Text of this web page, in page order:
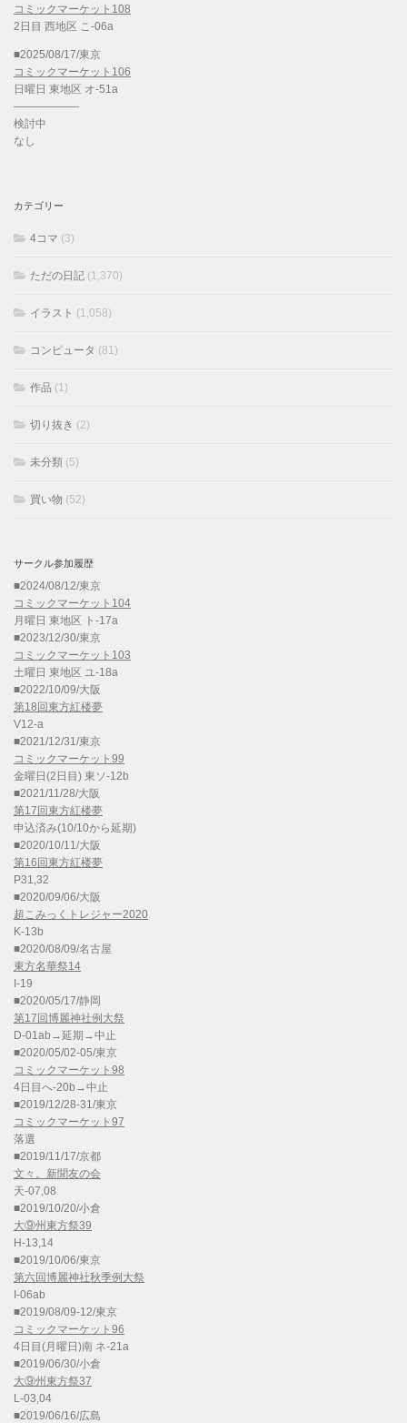
コミックマーケット108
2日目 西地区 こ-06a
■2025/08/17/東京
コミックマーケット106
日曜日 東地区 オ-51a
——————
検討中
なし
カテゴリー
4コマ (3)
ただの日記 (1,370)
イラスト (1,058)
コンピュータ (81)
作品 (1)
切り抜き (2)
未分類 (5)
買い物 (52)
サークル参加履歴
■2024/08/12/東京
コミックマーケット104
月曜日 東地区 ト-17a
■2023/12/30/東京
コミックマーケット103
土曜日 東地区 ユ-18a
■2022/10/09/大阪
第18回東方紅楼夢
V12-a
■2021/12/31/東京
コミックマーケット99
金曜日(2日目) 東ソ-12b
■2021/11/28/大阪
第17回東方紅楼夢
申込済み(10/10から延期)
■2020/10/11/大阪
第16回東方紅楼夢
P31,32
■2020/09/06/大阪
超こみっくトレジャー2020
K-13b
■2020/08/09/名古屋
東方名華祭14
I-19
■2020/05/17/静岡
第17回博麗神社例大祭
D-01ab→延期→中止
■2020/05/02-05/東京
コミックマーケット98
4日目へ-20b→中止
■2019/12/28-31/東京
コミックマーケット97
落選
■2019/11/17/京都
文々。新聞友の会
天-07,08
■2019/10/20/小倉
大⑨州東方祭39
H-13,14
■2019/10/06/東京
第六回博麗神社秋季例大祭
I-06ab
■2019/08/09-12/東京
コミックマーケット96
4日目(月曜日)南 ネ-21a
■2019/06/30/小倉
大⑨州東方祭37
L-03,04
■2019/06/16/広島